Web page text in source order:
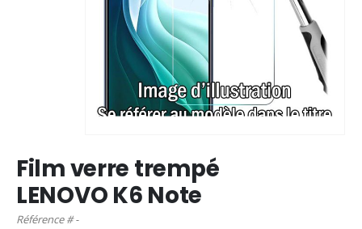
Film verre trempé
LENOVO K6 Note
Référence # -